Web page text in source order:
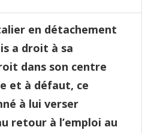
en détachement
a droit à sa
dans son centre
et à défaut, ce
à lui verser
retour à l’emploi au